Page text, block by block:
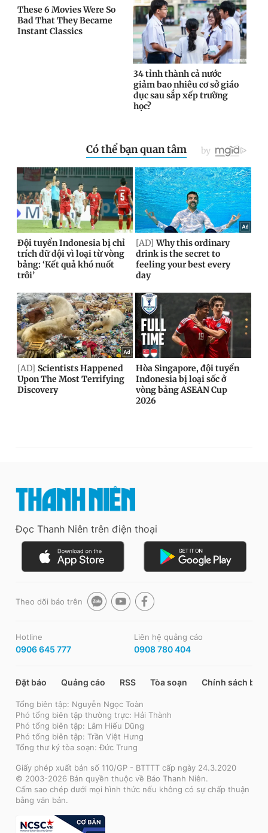
Đọc Thanh Niên trên điện thoại
Theo dõi báo trên
Hotline
0906 645 777
Liên hệ quảng cáo
0908 780 404
Đặt báo Quảng cáo RSS Tòa soạn Chính sách bảo
Tổng biên tập: Nguyễn Ngọc Toàn
Phó tổng biên tập thường trực: Hải Thành
Phó tổng biên tập: Lâm Hiếu Dũng
Phó tổng biên tập: Trần Việt Hưng
Tổng thư ký tòa soạn: Đức Trung
Giấy phép xuất bản số 110/GP - BTTTT cấp ngày 24.3.2020
© 2003-2026 Bản quyền thuộc về Báo Thanh Niên.
Cấm sao chép dưới mọi hình thức nếu không có sự chấp thuận
bằng văn bản.